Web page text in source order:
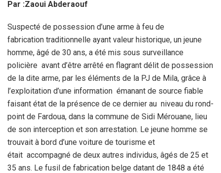
Par :Zaoui Abderaouf
Suspecté de possession d’une arme à feu de
fabrication traditionnelle ayant valeur historique, un jeune
homme, âgé de 30 ans, a été mis sous surveillance
policière avant d’être arrêté en flagrant délit de possession
de la dite arme, par les éléments de la PJ de Mila, grâce à
l’exploitation d’une information émanant de source fiable
faisant état de la présence de ce dernier au niveau du rond-
point de Fardoua, dans la commune de Sidi Mérouane, lieu
de son interception et son arrestation. Le jeune homme se
trouvait à bord d’une voiture de tourisme et
était accompagné de deux autres individus, âgés de 25 et
35 ans. Le fusil de fabrication belge datant de 1848 a été